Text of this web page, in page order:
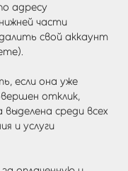
адресу
части
свой аккаунт
если она уже
отклик,
среди всех
и услуги